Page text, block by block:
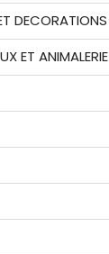
DECORATIONS
ET ANIMALERIE